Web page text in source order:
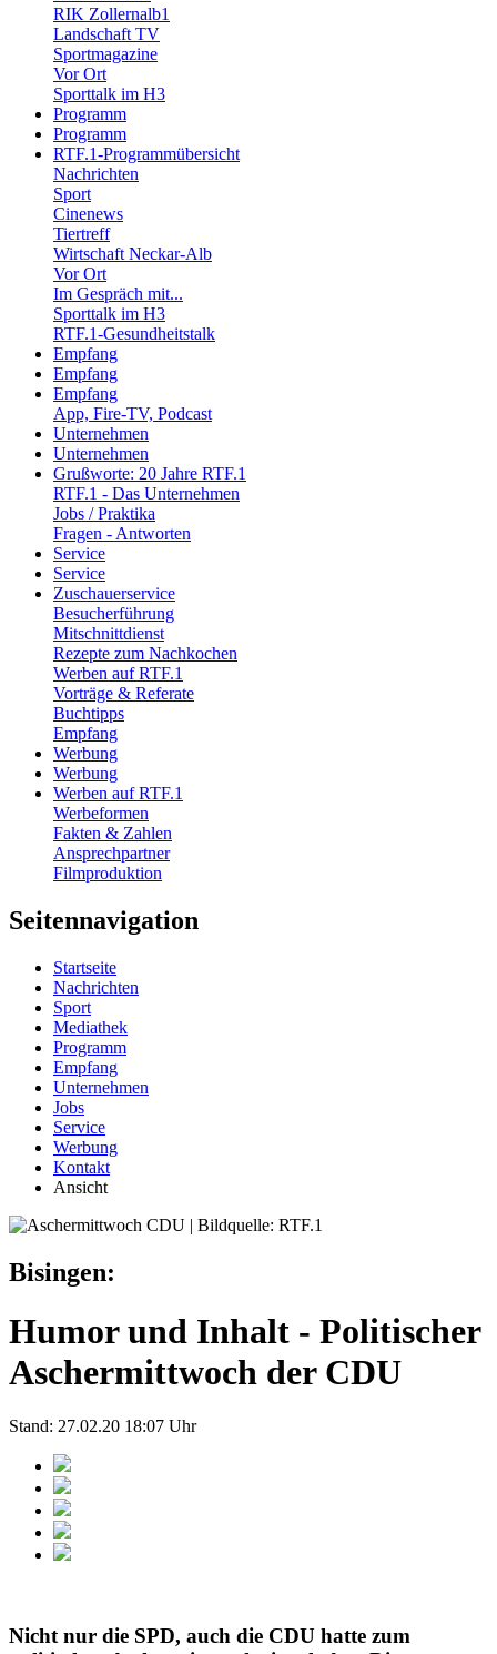
RIK Zollernalb1
Landschaft TV
Sportmagazine
Vor Ort
Sporttalk im H3
Programm
Programm
RTF.1-Programmübersicht
Nachrichten
Sport
Cinenews
Tiertreff
Wirtschaft Neckar-Alb
Vor Ort
Im Gespräch mit...
Sporttalk im H3
RTF.1-Gesundheitstalk
Empfang
Empfang
Empfang
App, Fire-TV, Podcast
Unternehmen
Unternehmen
Grußworte: 20 Jahre RTF.1
RTF.1 - Das Unternehmen
Jobs / Praktika
Fragen - Antworten
Service
Service
Zuschauerservice
Besucherführung
Mitschnittdienst
Rezepte zum Nachkochen
Werben auf RTF.1
Vorträge & Referate
Buchtipps
Empfang
Werbung
Werbung
Werben auf RTF.1
Werbeformen
Fakten & Zahlen
Ansprechpartner
Filmproduktion
Seitennavigation
Startseite
Nachrichten
Sport
Mediathek
Programm
Empfang
Unternehmen
Jobs
Service
Werbung
Kontakt
Ansicht
Bisingen:
Humor und Inhalt - Politischer
Aschermittwoch der CDU
Stand: 27.02.20 18:07 Uhr
Nicht nur die SPD, auch die CDU hatte zum